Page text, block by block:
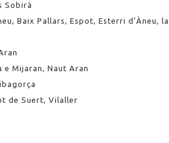
Sobirà
Baix Pallars, Espot, Esterri d’Àneu,
e Mijaran, Naut Aran
de Suert, Vilaller